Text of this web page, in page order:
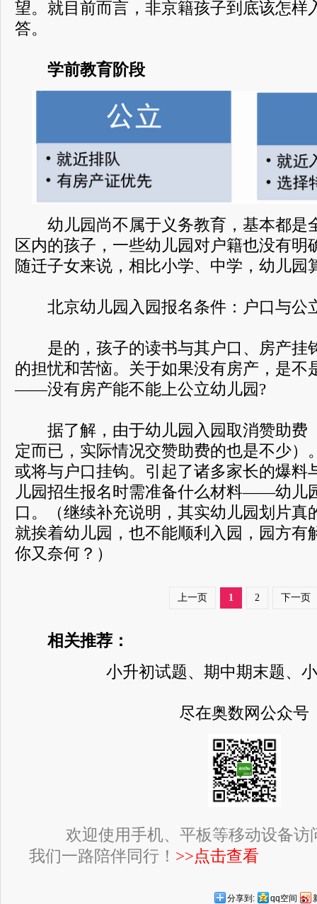
望。就目前而言，非京籍孩子到底该怎样
答。
学前教育阶段
幼儿园尚不属于义务教育，基本都是
区内的孩子，一些幼儿园对户籍也没有明
随迁子女来说，相比小学、中学，幼儿园
北京幼儿园入园报名条件：户口与公
是的，孩子的读书与其户口、房产挂
的担忧和苦恼。关于如果没有房产，是不
——没有房产能不能上公立幼儿园?
据了解，由于幼儿园入园取消赞助费
定而已，实际情况交赞助费的也是不少）
或将与户口挂钩。引起了诸多家长的爆料
儿园招生报名时需准备什么材料——幼儿
口。（继续补充说明，其实幼儿园划片真
就挨着幼儿园，也不能顺利入园，园方有
你又奈何？）
上一页 1 2 下一页
相关推荐：
小升初试题、期中期末题、
尽在奥数网公众号
欢迎使用手机、平板等移动设备访
我们一路陪伴同行！ >>点击查看
分享到: qq空间